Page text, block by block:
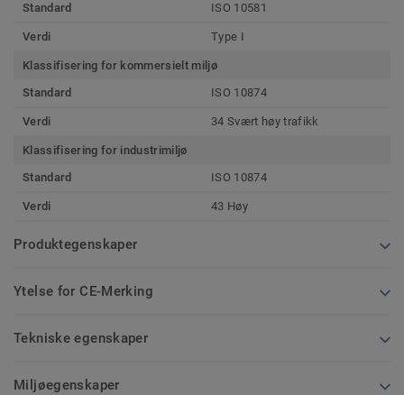
Standard
ISO 10581
Verdi Type I
Klassifisering for kommersielt miljø
Standard
ISO 10874
Verdi 34 Svært høy trafikk
Klassifisering for industrimiljø
Standard
ISO 10874
Verdi 43 Høy
Produktegenskaper
Ytelse for CE-Merking
Tekniske egenskaper
Miljøegenskaper